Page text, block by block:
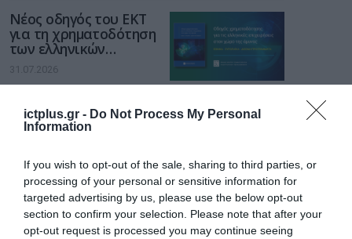
ictplus.gr - Do Not Process My Personal
Information
If you wish to opt-out of the sale, sharing to third parties, or
processing of your personal or sensitive information for
targeted advertising by us, please use the below opt-out
section to confirm your selection. Please note that after your
opt-out request is processed you may continue seeing
Νέος οδηγός του ΕΚΤ
για τη χρηματοδότηση
των ελληνικών
επιχειρήσεων στον
χώρο της άμυνας
31.07.2026
Η πιο ταξιδιάρικη
βαλίτσα του φετινού
31.07.2026
ΟΛΗ Η ΡΟΗ ΕΙΔΗΣΕΩΝ